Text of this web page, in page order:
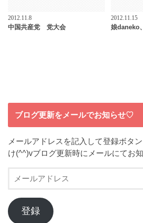
2012.11.8
中国共産党 党大会
2012.11.15
娘daneko
ブログ更新をメールでお知らせ♡
メールアドレスを記入して登録ボタ
け(^^)vブログ更新時にメールにてお知
ー
ル
ア
ド
登録